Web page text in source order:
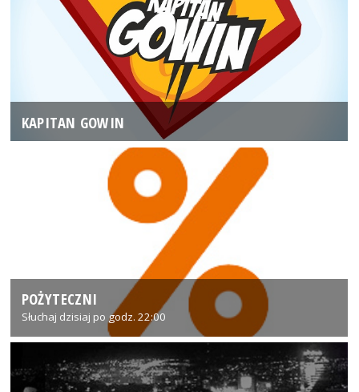
KAPITAN GOWIN
POŻYTECZNI
Słuchaj dzisiaj po godz. 22:00